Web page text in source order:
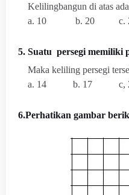
Kelilingbangun di atas
a. 10 b. 20 c.
5. Suatu persegi memiliki
Maka keliling persegi
a. 14 b. 17 c,
6.Perhatikan gambar